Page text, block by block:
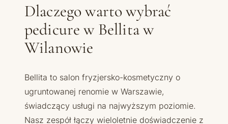
Dlaczego warto wybrać
pedicure w Bellita w
Wilanowie
Bellita to salon fryzjersko-kosmetyczny o
ugruntowanej renomie w Warszawie,
świadczący usługi na najwyższym poziomie.
Nasz zespół łączy wieloletnie doświadczenie z